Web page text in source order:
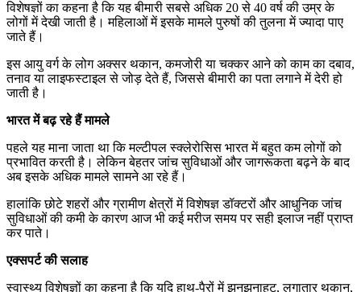
विशेषज्ञों का कहना है कि यह बीमारी सबसे अधिक 20 से 40 वर्ष की उम्र के
लोगों में देखी जाती है। महिलाओं में इसके मामले पुरुषों की तुलना में ज्यादा पाए
जाते हैं।
इस आयु वर्ग के लोग अक्सर थकान, कमजोरी या चक्कर आने को काम का दबाव,
तनाव या लाइफस्टाइल से जोड़ देते हैं, जिससे बीमारी का पता लगाने में देरी हो
जाती है।
भारत में बढ़ रहे हैं मामले
पहले यह माना जाता था कि मल्टीपल स्क्लेरोसिस भारत में बहुत कम लोगों को
प्रभावित करती है। लेकिन बेहतर जांच सुविधाओं और जागरूकता बढ़ने के बाद
अब इसके अधिक मामले सामने आ रहे हैं।
हालांकि छोटे शहरों और ग्रामीण क्षेत्रों में विशेषज्ञ डॉक्टरों और आधुनिक जांच
सुविधाओं की कमी के कारण आज भी कई मरीज समय पर सही इलाज नहीं प्राप्त
कर पाते।
एक्सपर्ट की सलाह
स्वास्थ्य विशेषज्ञों का कहना है कि यदि हाथ-पैरों में झनझनाहट, लगातार थकान,